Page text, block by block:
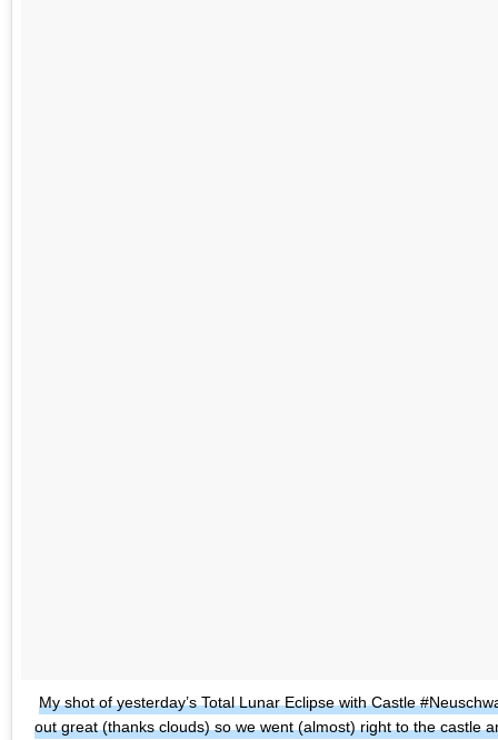
My shot of yesterday’s Total Lunar Eclipse with Castle
out great (thanks clouds) so we went (almost) right to the castle